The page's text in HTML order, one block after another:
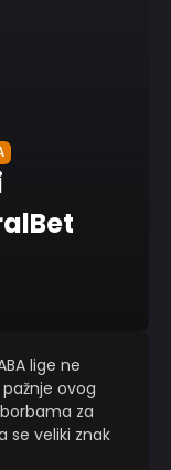
lige ne
ovog
za
se veliki znak